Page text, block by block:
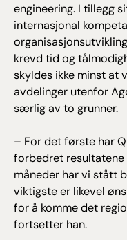
engineering. I tillegg
internasjonal
krevd tid og
skyldes ikke minst at
avdelinger utenfor
særlig av to grunner.
– For det første har
forbedret resultatene
måneder har vi stått
viktigste er likevel
for å komme det
fortsetter han.